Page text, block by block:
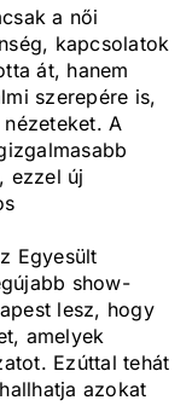
a női
kapcsolatok
át, hanem
szerepére is,
A
ezzel új
Egyesült
show-
lesz, hogy
amelyek
Ezúttal tehát
azokat